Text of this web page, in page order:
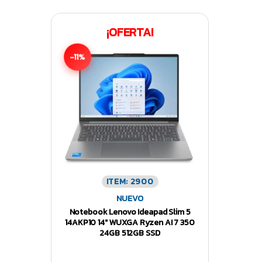
¡OFERTA!
-11%
ITEM: 2900
NUEVO
Notebook Lenovo Ideapad Slim 5
14AKP10 14″ WUXGA Ryzen AI 7 350
24GB 512GB SSD